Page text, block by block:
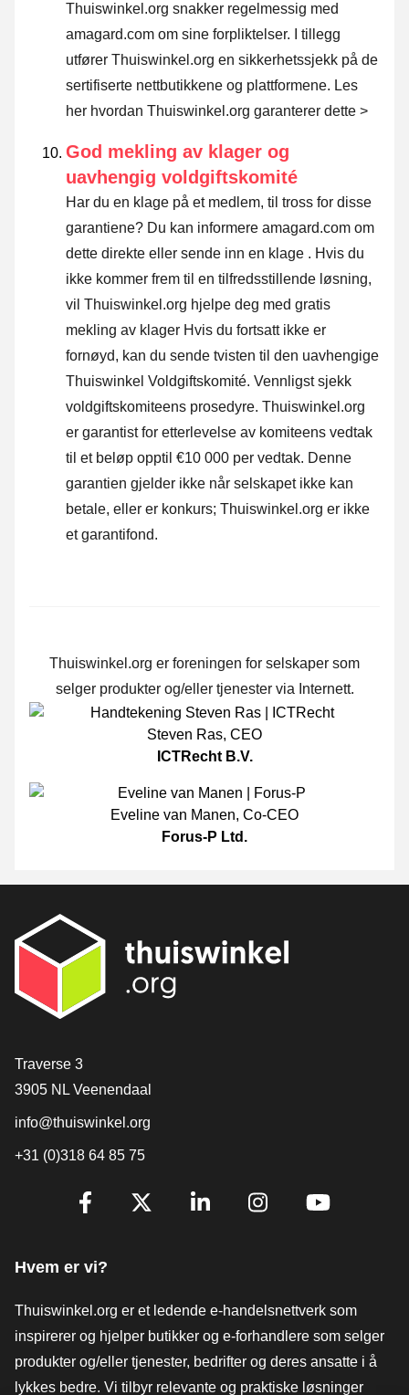
Thuiswinkel.org snakker regelmessig med
amagard.com om sine forpliktelser. I tillegg
utfører Thuiswinkel.org en sikkerhetssjekk på de
sertifiserte nettbutikkene og plattformene. Les
her hvordan Thuiswinkel.org garanterer dette >
God mekling av klager og
uavhengig voldgiftskomité
Har du en klage på et medlem, til tross for disse
garantiene? Du kan informere amagard.com om
dette direkte eller sende inn en klage . Hvis du
ikke kommer frem til en tilfredsstillende løsning,
vil Thuiswinkel.org hjelpe deg med gratis
mekling av klager Hvis du fortsatt ikke er
fornøyd, kan du sende tvisten til den uavhengige
Thuiswinkel Voldgiftskomité. Vennligst sjekk
voldgiftskomiteens prosedyre. Thuiswinkel.org
er garantist for etterlevelse av komiteens vedtak
til et beløp opptil €10 000 per vedtak. Denne
garantien gjelder ikke når selskapet ikke kan
betale, eller er konkurs; Thuiswinkel.org er ikke
et garantifond.
Thuiswinkel.org er foreningen for selskaper som
selger produkter og/eller tjenester via Internett.
Steven Ras, CEO
ICTRecht B.V.
Eveline van Manen, Co-CEO
Forus-P Ltd.
[_General:Contact]
Traverse 3
3905 NL Veenendaal
info@thuiswinkel.org
+31 (0)318 64 85 75
[_General:SocialMediaTitle]
Hvem er vi?
Thuiswinkel.org er et ledende e-handelsnettverk som
inspirerer og hjelper butikker og e-forhandlere som selger
produkter og/eller tjenester, bedrifter og deres ansatte i å
lykkes bedre. Vi tilbyr relevante og praktiske løsninger